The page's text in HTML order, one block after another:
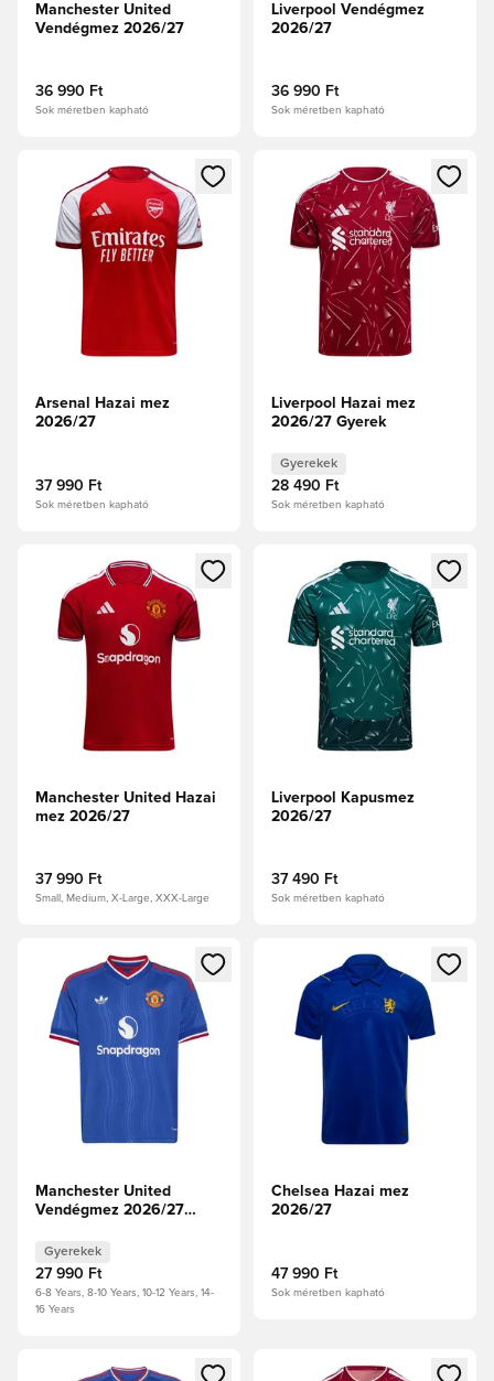
Manchester United
Vendégmez 2026/27
36 990 Ft
Sok méretben kapható
Liverpool Vendégmez
2026/27
36 990 Ft
Sok méretben kapható
Megnyit egy modált a bejelentkezéshez vagy a tagként
Arsenal Hazai mez
2026/27
37 990 Ft
Sok méretben kapható
Megnyit egy modált a
Liverpool Hazai mez
2026/27 Gyerek
Gyerekek
28 490 Ft
Sok méretben kapható
Megnyit egy modált a bejelentkezéshez vagy a tagként
Manchester United Hazai
mez 2026/27
37 990 Ft
Small, Medium, X-Large, XXX-Large
Megnyit egy modált a
Liverpool Kapusmez
2026/27
37 490 Ft
Sok méretben kapható
Megnyit egy modált a bejelentkezéshez vagy a tagként
Manchester United
Vendégmez 2026/27
Gyerekek
27 990 Ft
6-8 Years, 8-10 Years, 10-12 Years, 14-
16 Years
Megnyit egy modált a
Chelsea Hazai mez
2026/27
47 990 Ft
Sok méretben kapható
Megnyit egy modált a bejelentkezéshez vagy a tagként
Megnyit egy modált a